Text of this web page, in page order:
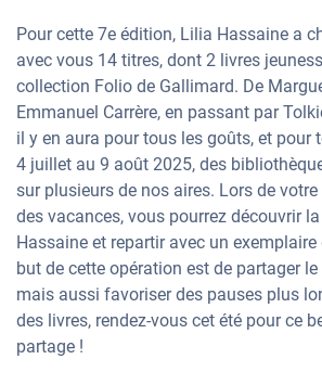
Pour cette 7e édition, Lilia Hassaine a
avec vous 14 titres, dont 2 livres
collection Folio de Gallimard. De
Emmanuel Carrère, en passant par
il y en aura pour tous les goûts, et pour
4 juillet au 9 août 2025, des
sur plusieurs de nos aires. Lors de
des vacances, vous pourrez découvrir
Hassaine et repartir avec un
but de cette opération est de partager
mais aussi favoriser des pauses plus
des livres, rendez-vous cet été pour ce
partage !